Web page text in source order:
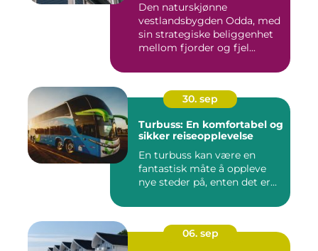
Den naturskjønne
vestlandsbygden Odda, med
sin strategiske beliggenhet
mellom fjorder og fjel...
30. sep
Turbuss: En komfortabel og
sikker reiseopplevelse
En turbuss kan være en
fantastisk måte å oppleve
nye steder på, enten det er...
06. sep